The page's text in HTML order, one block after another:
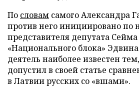
По словам самого Александра
против него инициировано по
представителя депутата
«Национального блока»
деятель наиболее известен
допустил в своей статье
в Латвии русских со «вшами».